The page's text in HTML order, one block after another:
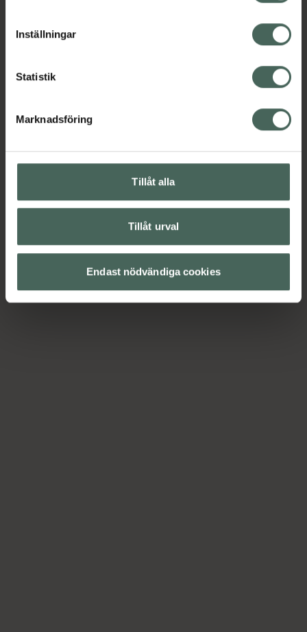
cookieinställningar. Ett återkallat samtycke påverkar inte
lagligheten av behandling som skett innan återkallelsen.
Inställningar
Statistik
Marknadsföring
Tillåt alla
Tillåt urval
Endast nödvändiga cookies